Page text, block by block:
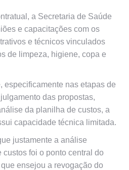
a Secretaria de Saúde
e capacitações com os
e técnicos vinculados
de limpeza, higiene, copa e
especificamente nas etapas de
das propostas,
da planilha de custos, a
capacidade técnica limitada.
justamente a análise
foi o ponto central do
ensejou a revogação do